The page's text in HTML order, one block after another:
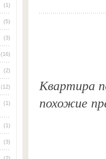
(1)
(5)
(3)
(16)
(2)
(12)
(1)
(1)
(3)
Квартира
похожие